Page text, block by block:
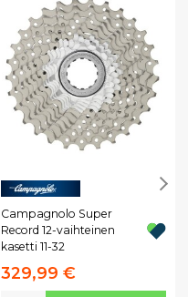
Campagnolo Super
Record 12-vaihteinen
kasetti 11-32
329,99 €